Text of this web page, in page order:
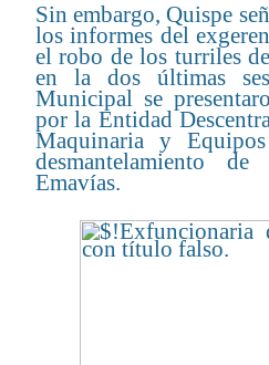
Sin embargo, Quispe
los informes del
el robo de los turriles
en la dos últimas
Municipal se
por la Entidad
Maquinaria y
desmantelamiento
Emavías.